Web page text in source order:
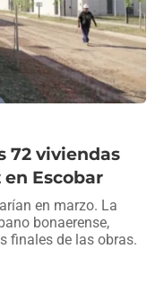
72 viviendas
Escobar
en marzo. La
bonaerense,
finales de las obras.